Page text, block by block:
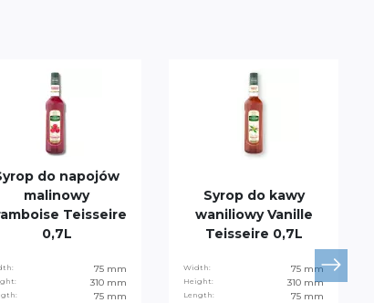
do napojów
malinowy
Teisseire
0,7L
75 mm
310 mm
75 mm
Syrop do kawy
waniliowy Vanille
Teisseire 0,7L
Width: 75 mm
Height: 310 mm
Length: 75 mm